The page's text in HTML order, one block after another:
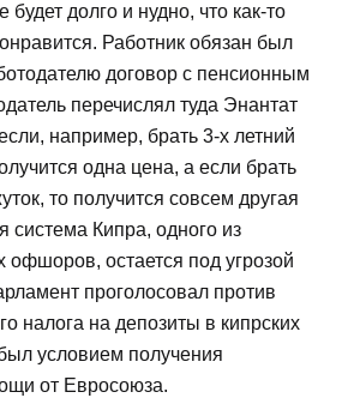
будет долго и нудно, что как-то
Работник обязан был
договор с пенсионным
перечислял туда Энантат
например, брать 3-х летний
одна цена, а если брать
то получится совсем другая
система Кипра, одного из
остается под угрозой
проголосовал против
налога на депозиты в кипрских
условием получения
от Евросоюза.